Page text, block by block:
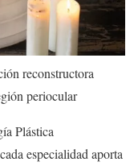
reconstructora
periocular
Plástica
especialidad aporta